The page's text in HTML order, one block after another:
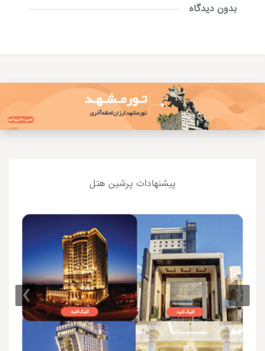
بدون دیدگاه
پیشنهادات پرشین هتل
‹
›